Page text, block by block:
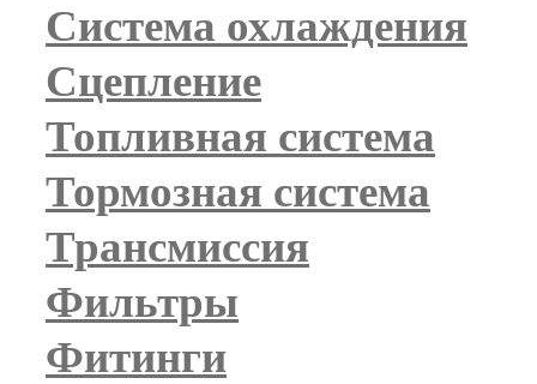
Система охлаждения
Сцепление
Топливная система
Тормозная система
Трансмиссия
Фильтры
Фитинги